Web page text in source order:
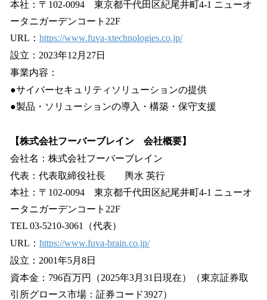
本社：〒102-0094 東京都千代田区紀尾井町4-1 ニューオ
ータニガーデンコート22F
URL： https://www.fuva-xtechnologies.co.jp/
設立：2023年12月27日
事業内容：
●サイバーセキュリティソリューションの提供
●製品・ソリューションの導入・構築・保守支援
【株式会社フーバーブレイン 会社概要】
会社名：株式会社フーバーブレイン
代表：代表取締役社長 輿水 英行
本社：〒102-0094 東京都千代田区紀尾井町4-1 ニューオ
ータニガーデンコート22F
TEL 03-5210-3061（代表）
URL： https://www.fuva-brain.co.jp/
設立：2001年5月8日
資本金：796百万円（2025年3月31日現在）（東京証券取
引所グロース市場：証券コード3927）